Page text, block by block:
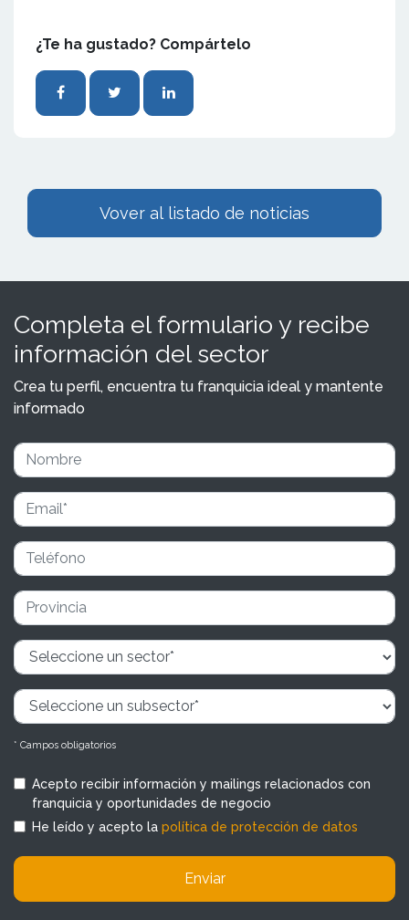
¿Te ha gustado? Compártelo
Vover al listado de noticias
Completa el formulario y recibe
información del sector
Crea tu perfil, encuentra tu franquicia ideal y mantente
informado
* Campos obligatorios
Acepto recibir información y mailings relacionados con
franquicia y oportunidades de negocio
He leído y acepto la política de protección de datos
Enviar